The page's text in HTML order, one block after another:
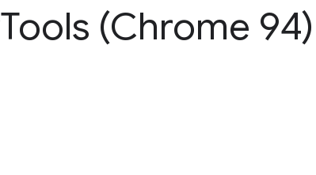
Tools (Chrome 94)